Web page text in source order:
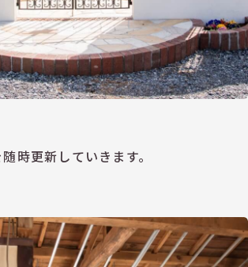
時更新していきます。